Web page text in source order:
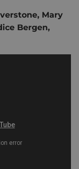
Mary
Bergen,